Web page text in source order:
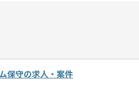
は太陽光発電システム構造設計案
を用いた実務経験を活かしたい方に
保守の求人・案件